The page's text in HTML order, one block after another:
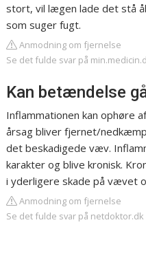
stort, vil lægen lade det stå
som suger fugt.
Anmodning om fjernelse
Se det fulde svar på
Kan betændelse
Inflammationen kan ophøre
årsag bliver fjernet/
det beskadigede væv.
karakter og blive kronisk.
i yderligere skade på vævet
Anmodning om fjernelse
Se det fulde svar på netdoktor.dk